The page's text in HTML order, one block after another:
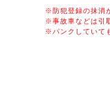
※防犯登録の抹消
※事故車などは引
※パンクしていて